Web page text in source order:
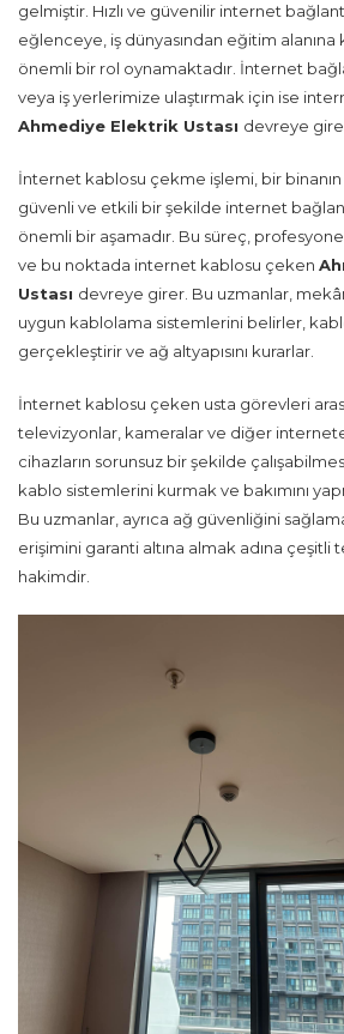
gelmiştir. Hızlı ve güvenilir internet
eğlenceye, iş dünyasından eğitim
önemli bir rol oynamaktadır. İnternet
veya iş yerlerimize ulaştırmak için ise
Ahmediye Elektrik Ustası devreye
İnternet kablosu çekme işlemi, bir
güvenli ve etkili bir şekilde internet
önemli bir aşamadır. Bu süreç,
ve bu noktada internet kablosu çeken
Ustası devreye girer. Bu uzmanlar,
uygun kablolama sistemlerini belirler,
gerçekleştirir ve ağ altyapısını kurarlar.
İnternet kablosu çeken usta görevleri
televizyonlar, kameralar ve diğer
cihazların sorunsuz bir şekilde
kablo sistemlerini kurmak ve bakımını
Bu uzmanlar, ayrıca ağ güvenliğini
erişimini garanti altına almak adına çeşitli
hakimdir.